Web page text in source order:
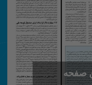
صفحه